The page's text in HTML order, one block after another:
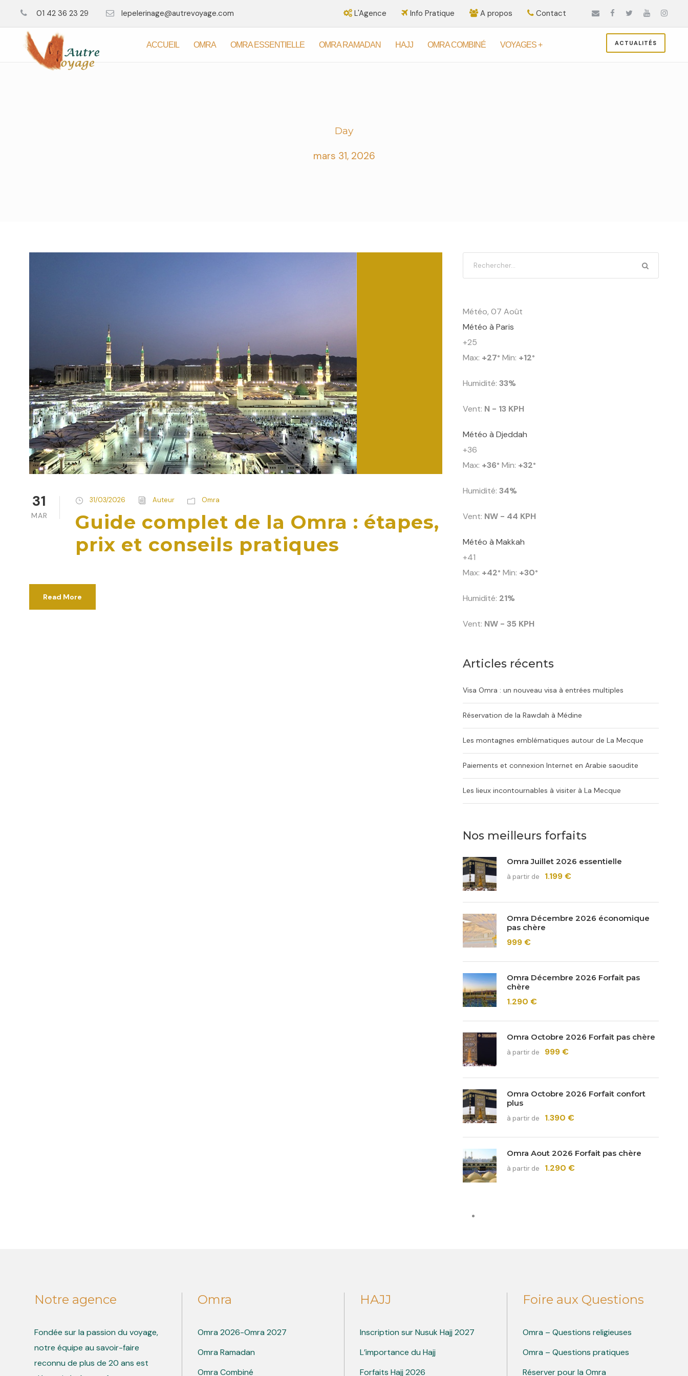
01 42 36 23 29 lepelerinage@autrevoyage.com L'Agence Info Pratique A propos Contact
ACCUEIL OMRA OMRA ESSENTIELLE OMRA RAMADAN HAJJ OMRA COMBINÉ VOYAGES + ACTUALITÉS
Day
mars 31, 2026
31
MAR
31/03/2026 Auteur Omra
Guide complet de la Omra : étapes,
prix et conseils pratiques
Read More
Météo, 07 Août
Météo à Paris
+25
Max: +27° Min: +12°
Humidité: 33%
Vent: N - 13 KPH
Météo à Djeddah
+36
Max: +36° Min: +32°
Humidité: 34%
Vent: NW - 44 KPH
Météo à Makkah
+41
Max: +42° Min: +30°
Humidité: 21%
Vent: NW - 35 KPH
Articles récents
Visa Omra : un nouveau visa à entrées multiples
Réservation de la Rawdah à Médine
Les montagnes emblématiques autour de La Mecque
Paiements et connexion Internet en Arabie saoudite
Les lieux incontournables à visiter à La Mecque
Nos meilleurs forfaits
Omra Juillet 2026 essentielle
à partir de 1.199 €
Omra Décembre 2026 économique
pas chère
999 €
Omra Décembre 2026 Forfait pas
chère
1.290 €
Omra Octobre 2026 Forfait pas chère
à partir de 999 €
Omra Octobre 2026 Forfait confort
plus
à partir de 1.390 €
Omra Aout 2026 Forfait pas chère
à partir de 1.290 €
Notre agence
Fondée sur la passion du voyage,
notre équipe au savoir-faire
reconnu de plus de 20 ans est
Omra
Omra 2026-Omra 2027
Omra Ramadan
Omra Combiné
HAJJ
Inscription sur Nusuk Hajj 2027
L’importance du Hajj
Forfaits Hajj 2026
Foire aux Questions
Omra – Questions religieuses
Omra – Questions pratiques
Réserver pour la Omra